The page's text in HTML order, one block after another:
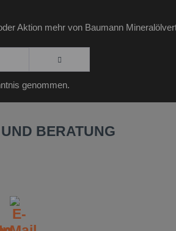
Aktion mehr von Baumann
genommen.
BERATUNG